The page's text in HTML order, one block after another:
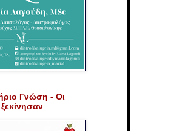
Γνώση - Οι